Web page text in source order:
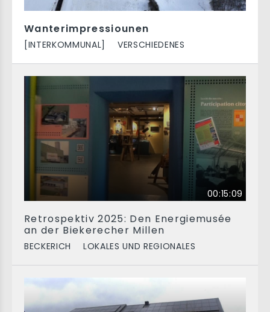
Wanterimpressiounen
[INTERKOMMUNAL] VERSCHIEDENES
00:15:09
Retrospektiv 2025: Den Energiemusée
an der Biekerecher Millen
BECKERICH LOKALES UND REGIONALES